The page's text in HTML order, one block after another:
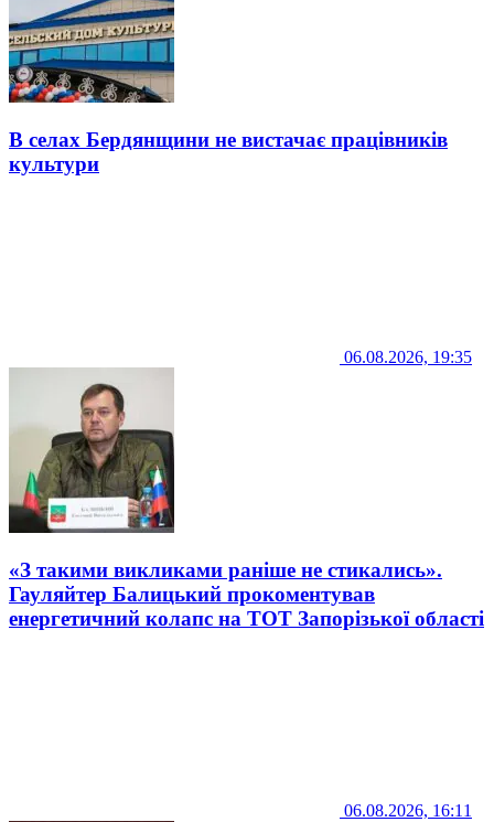
В селах Бердянщини не вистачає працівників
культури
06.08.2026, 19:35
«З такими викликами раніше не стикались».
Гауляйтер Балицький прокоментував
енергетичний колапс на ТОТ Запорізької області
06.08.2026, 16:11